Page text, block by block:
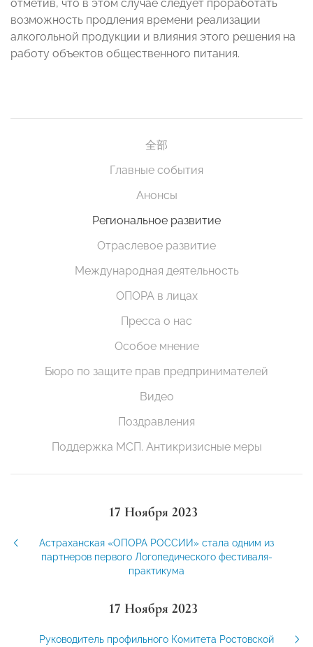
отметив, что в этом случае следует проработать
возможность продления времени реализации
алкогольной продукции и влияния этого решения на
работу объектов общественного питания.
全部
Главные события
Анонсы
Региональное развитие
Отраслевое развитие
Международная деятельность
ОПОРА в лицах
Пресса о нас
Особое мнение
Бюро по защите прав предпринимателей
Видео
Поздравления
Поддержка МСП. Антикризисные меры
17 Ноября 2023
Астраханская «ОПОРА РОССИИ» стала одним из
партнеров первого Логопедического фестиваля-
практикума
17 Ноября 2023
Руководитель профильного Комитета Ростовской